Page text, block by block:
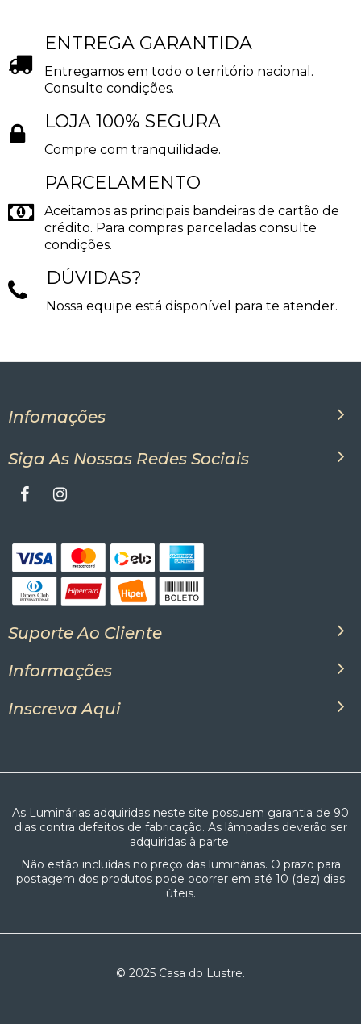
ENTREGA GARANTIDA
Entregamos em todo o território nacional.
Consulte condições.
LOJA 100% SEGURA
Compre com tranquilidade.
PARCELAMENTO
Aceitamos as principais bandeiras de cartão de
crédito. Para compras parceladas consulte
condições.
DÚVIDAS?
Nossa equipe está disponível para te atender.
Infomações
Siga As Nossas Redes Sociais
Suporte Ao Cliente
Informações
Inscreva Aqui
As Luminárias adquiridas neste site possuem garantia de 90
dias contra defeitos de fabricação. As lâmpadas deverão ser
adquiridas à parte.
Não estão incluídas no preço das luminárias. O prazo para
postagem dos produtos pode ocorrer em até 10 (dez) dias
úteis.
© 2025 Casa do Lustre.